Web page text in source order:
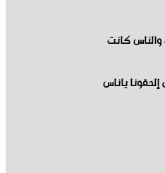
كانت
ياناس